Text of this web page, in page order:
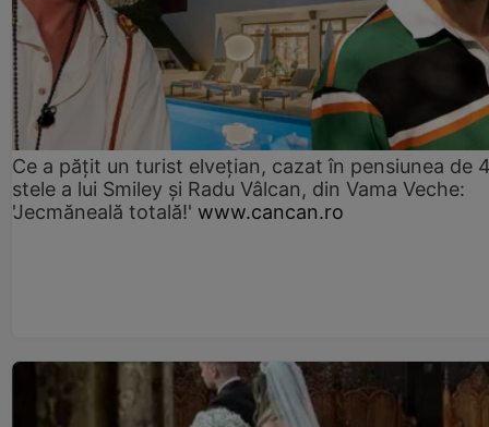
Ce a pățit un turist elvețian, cazat în pensiunea de
stele a lui Smiley și Radu Vâlcan, din Vama Veche:
'Jecmăneală totală!' www.cancan.ro